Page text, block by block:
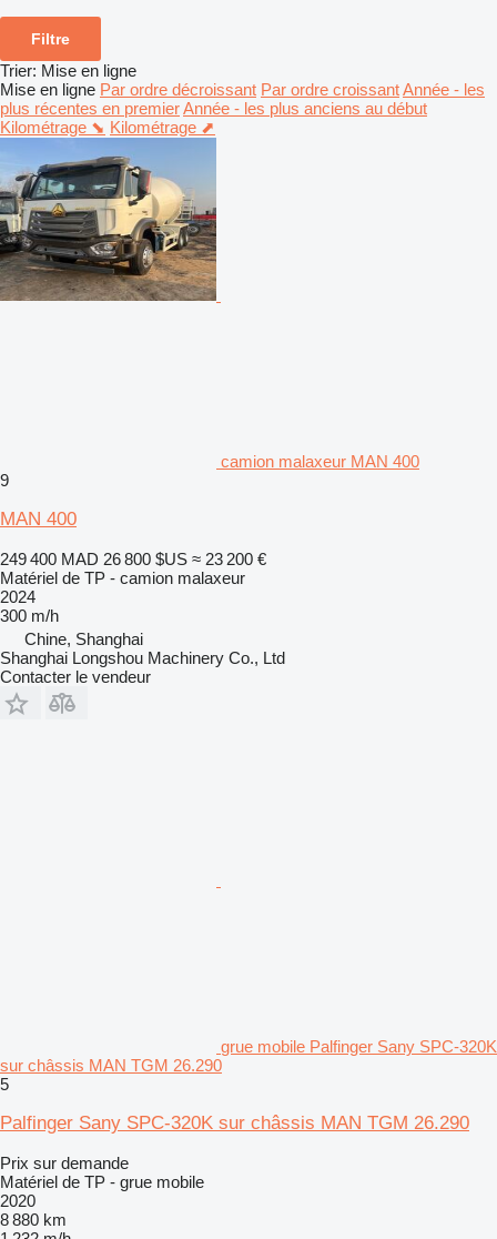
Filtre
Trier: Mise en ligne
Mise en ligne Par ordre décroissant Par ordre croissantAnnée - les
plus récentes en premierAnnée - les plus anciens au début
Kilométrage ⬊ Kilométrage ⬈
camion malaxeur MAN 400
9
MAN 400
249 400 MAD 26 800 $US ≈ 23 200 €
Matériel de TP - camion malaxeur
2024
300 m/h
Chine, Shanghai
Shanghai Longshou Machinery Co., Ltd
Contacter le vendeur
grue mobile Palfinger Sany SPC-320K
sur châssis MAN TGM 26.290
5
Palfinger Sany SPC-320K sur châssis MAN TGM 26.290
Prix sur demande
Matériel de TP - grue mobile
2020
8 880 km